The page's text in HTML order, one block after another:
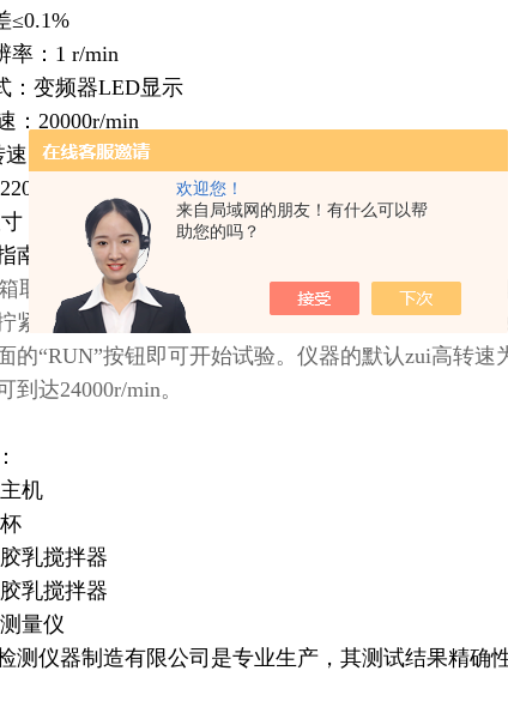
欢迎您！
来自局域网的朋友！有什么可以帮
助您的吗？
≤0.1%
率：1 r/min
：变频器LED显示
：20000r/min
速：2000r/min
士l0%、50H2、1500W
：400mm×350mm×720mm
南：
取出后，放到工作台上，通过旋转地脚，让每个地
紧至搅拌轴上，将待测胶乳倒入玻璃杯中，将杯子
的“RUN”按钮即可开始试验。仪器的默认zui高转速
到达24000r/min。
机
搅拌器
搅拌器
量仪
测仪器制造有限公司是专业生产 ，其测试结果精确